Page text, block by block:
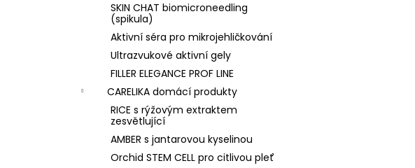
SKIN CHAT biomicroneedling
(spikula)
Aktivní séra pro mikrojehličkování
Ultrazvukové aktivní gely
FILLER ELEGANCE PROF LINE
CARELIKA domácí produkty
RICE s rýžovým extraktem
zesvětlující
AMBER s jantarovou kyselinou
Orchid STEM CELL pro citlivou pleť